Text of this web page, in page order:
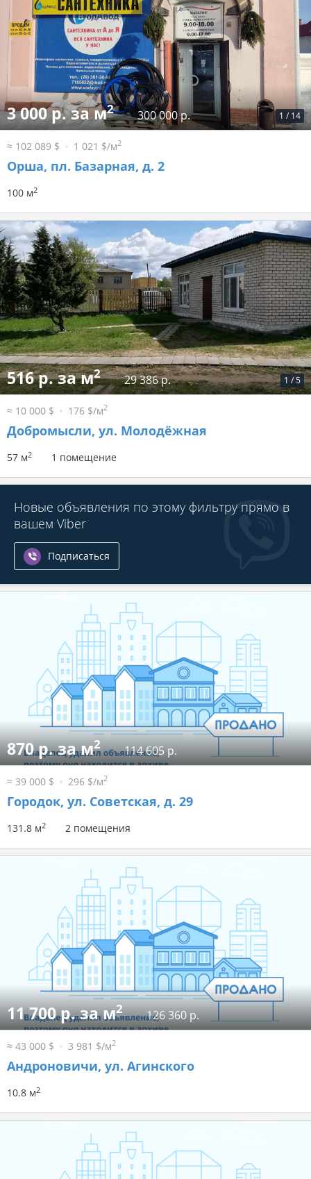
1 / 14
3 000 р. за м2 300 000 р.
≈ 102 089 $ 1 021 $/м2
Орша, пл. Базарная, д. 2
100 м2
1 /5
516 р. за м2 29 386 р.
≈ 10 000 $ 176 $/м2
Добромысли, ул. Молодёжная
57 м2 1 помещение
Новые объявления по этому фильтру прямо в
вашем Viber
Подписаться
870 р. за м2 114 605 р.
≈ 39 000 $ 296 $/м2
Городок, ул. Советская, д. 29
131.8 м2 2 помещения
11 700 р. за м2 126 360 р.
≈ 43 000 $ 3 981 $/м2
Андроновичи, ул. Агинского
10.8 м2